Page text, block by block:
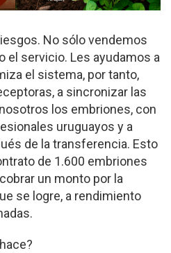
No sólo vendemos
el servicio. Les ayudamos a
el sistema, por tanto,
a sincronizar las
los embriones, con
uruguayos y a
de la transferencia. Esto
de 1.600 embriones
un monto por la
se logre, a rendimiento